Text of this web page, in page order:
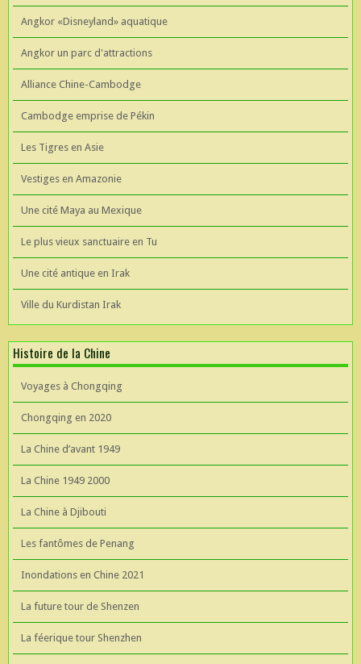
Angkor «Disneyland» aquatique
Angkor un parc d'attractions
Alliance Chine-Cambodge
Cambodge emprise de Pékin
Les Tigres en Asie
Vestiges en Amazonie
Une cité Maya au Mexique
Le plus vieux sanctuaire en Tu
Une cité antique en Irak
Ville du Kurdistan Irak
Histoire de la Chine
Voyages à Chongqing
Chongqing en 2020
La Chine d’avant 1949
La Chine 1949 2000
La Chine à Djibouti
Les fantômes de Penang
Inondations en Chine 2021
La future tour de Shenzen
La féerique tour Shenzhen